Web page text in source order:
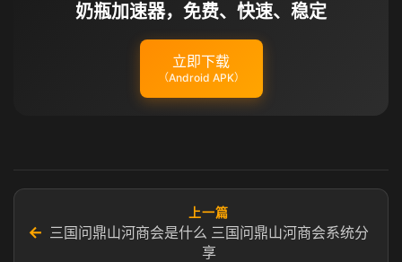
奶瓶加速器，免费、快速、稳定
立即下载
（Android APK）
←
上一篇
三国问鼎山河商会是什么 三国问鼎山河商会系统分
享